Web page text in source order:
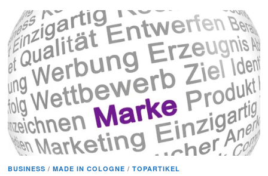
BUSINESS / MADE IN COLOGNE / TOPARTIKEL